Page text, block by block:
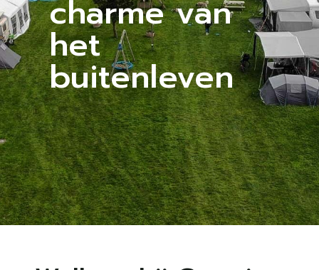
charme van
het
buitenleven